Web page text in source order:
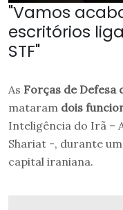
"Vamos
escritórios
STF"
As Forças de Defesa
mataram dois
Inteligência do Irã –
Shariat -, durante
capital iraniana.